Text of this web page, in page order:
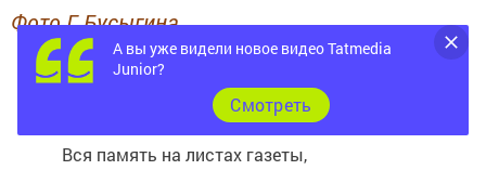
Фото Г. Бусыгина.
Листая старые страницы,
Событий старых образцы.
Вся память на листах газеты,
А вы уже видели новое видео Tatmedia
Junior?
Cмотреть